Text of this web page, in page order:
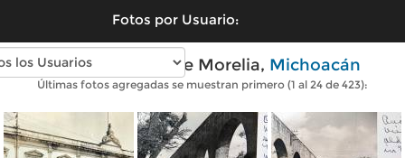
Fotos por Usuario:
Fotos antiguas de Morelia, Michoacán
Últimas fotos agregadas se muestran primero (1 al 24 de 423):